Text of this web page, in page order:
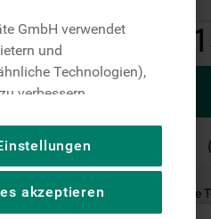
Ist dies das richtige
GmbH verwendet
und
Technologien),
verbessern
Inhalte der Website
der Website zu
der
akzeptieren